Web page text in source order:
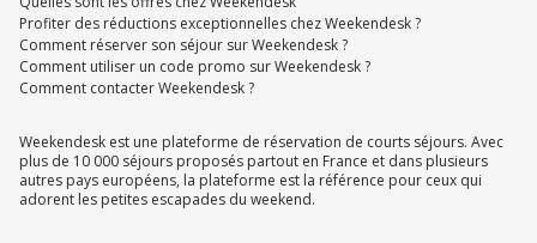
Profiter des réductions exceptionnelles chez Weekendesk ?
Comment réserver son séjour sur Weekendesk ?
Comment utiliser un code promo sur Weekendesk ?
Comment contacter Weekendesk ?
Weekendesk est une plateforme de réservation de courts séjours. Avec
plus de 10 000 séjours proposés partout en France et dans plusieurs
autres pays européens, la plateforme est la référence pour ceux qui
adorent les petites escapades du weekend.